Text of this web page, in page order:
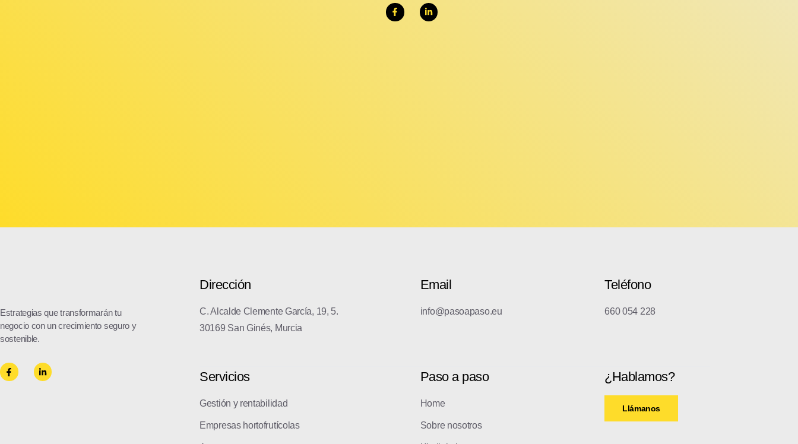
Estrategias que transformarán tu
negocio con un crecimiento seguro y
sostenible.
Dirección
C. Alcalde Clemente García, 19, 5.
30169 San Ginés, Murcia
Email
info@pasoapaso.eu
Teléfono
660 054 228
Servicios
Gestión y rentabilidad
Empresas hortofrutícolas
Paso a paso
Home
Sobre nosotros
¿Hablamos?
Llámanos